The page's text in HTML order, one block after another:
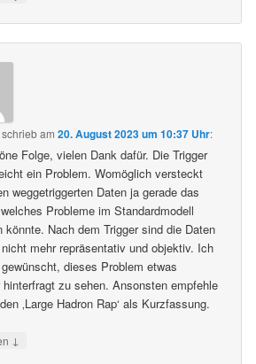
schriebam20. August 2023 um 10:37 Uhr:
Folge, vielen Dank dafür. Die Trigger
ein Problem. Womöglich versteckt
weggetriggerten Daten ja gerade das
Probleme im Standardmodell
könnte. Nach dem Trigger sind die Daten
mehr repräsentativ und objektiv. Ich
dieses Problem etwas
zu sehen. Ansonsten empfehle
‚Large Hadron Rap‘ als Kurzfassung.
↓